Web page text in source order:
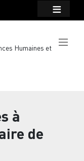
Humaines et
à
de